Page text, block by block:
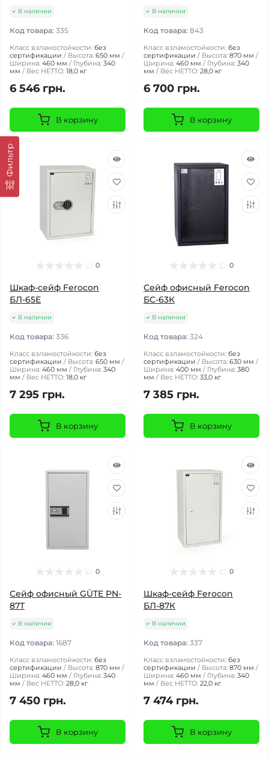
Фильтр
В наличии
Код товара: 335
Класс взламостойкости: без
сертификации
Высота: 650 мм
Ширина: 460 мм Глубина: 340
мм
Вес НЕТТО: 18,0 кг
6 546 грн.
В корзину
В наличии
Код товара: 843
Класс взламостойкости: без
сертификации
Высота: 870 мм
Ширина: 460 мм Глубина: 340
мм
Вес НЕТТО: 28,0 кг
6 700 грн.
В корзину
0
Шкаф-сейф Ferocon
БЛ-65Е
В наличии
Код товара: 336
Класс взламостойкости: без
сертификации
Высота: 650 мм
Ширина: 460 мм Глубина: 340
мм
Вес НЕТТО: 18,0 кг
7 295 грн.
В корзину
0
Сейф офисный Ferocon
БС-63К
В наличии
Код товара: 324
Класс взламостойкости: без
сертификации
Высота: 630 мм
Ширина: 400 мм Глубина: 380
мм
Вес НЕТТО: 33,0 кг
7 385 грн.
В корзину
0
Сейф офисный GÜTE PN-
87Т
В наличии
Код товара: 1687
Класс взламостойкости: без
сертификации
Высота: 870 мм
Ширина: 460 мм Глубина: 340
мм
Вес НЕТТО: 28,0 кг
7 450 грн.
В корзину
0
Шкаф-сейф Ferocon
БЛ-87К
В наличии
Код товара: 337
Класс взламостойкости: без
сертификации
Высота: 870 мм
Ширина: 460 мм Глубина: 340
мм
Вес НЕТТО: 22,0 кг
7 474 грн.
В корзину